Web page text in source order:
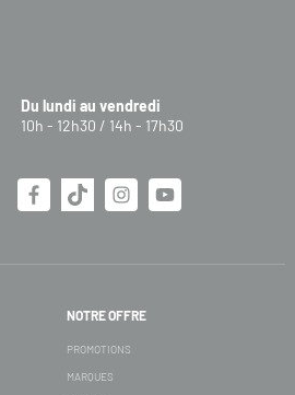
Du lundi au vendredi
10h - 12h30 / 14h - 17h30
NOTRE OFFRE
PROMOTIONS
MARQUES